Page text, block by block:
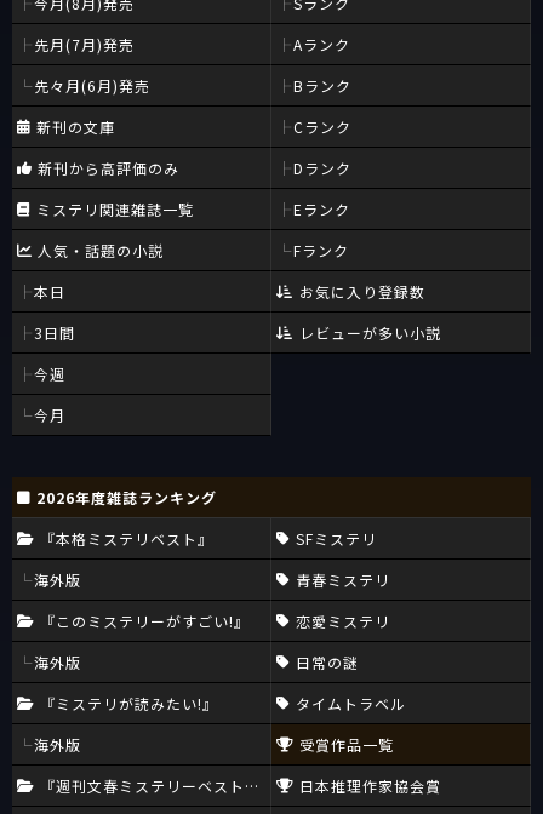
先月(7月)発売
先々月(6月)発売
新刊の文庫
新刊から高評価のみ
ミステリ関連雑誌一覧
人気・話題の小説
本日
3日間
今週
今月
Aランク
Bランク
Cランク
Dランク
Eランク
Fランク
お気に入り登録数
レビューが多い小説
2026年度雑誌ランキング
『本格ミステリベスト』
海外版
『このミステリーがすごい!』
海外版
『ミステリが読みたい!』
海外版
『週刊文春ミステリーベスト10』
SFミステリ
青春ミステリ
恋愛ミステリ
日常の謎
タイムトラベル
受賞作品一覧
日本推理作家協会賞